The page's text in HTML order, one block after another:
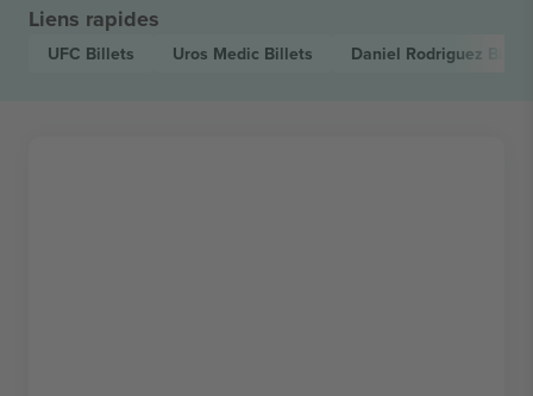
Liens rapides
UFC Billets Uros Medic Billets Daniel Rodriguez